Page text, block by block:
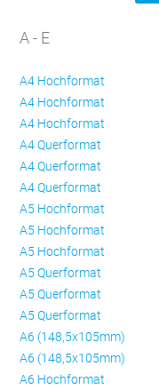
A - E
A4 Hochformat
A4 Hochformat
A4 Hochformat
A4 Querformat
A4 Querformat
A4 Querformat
A5 Hochformat
A5 Hochformat
A5 Hochformat
A5 Querformat
A5 Querformat
A5 Querformat
A6 (148,5x105mm)
A6 (148,5x105mm)
A6 Hochformat